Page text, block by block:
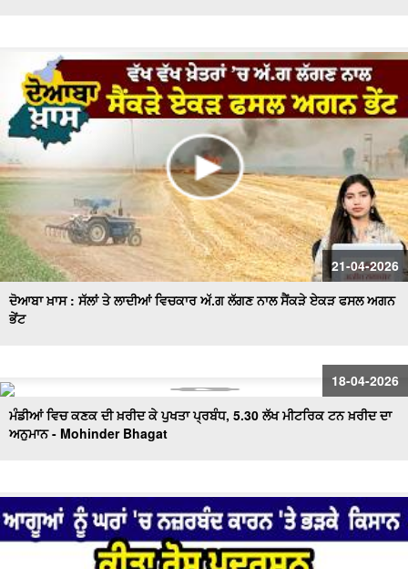
21-04-2026
ਦੋਆਬਾ ਖ਼ਾਸ : ਸੱਲਾਂ ਤੇ ਲਾਦੀਆਂ ਵਿਚਕਾਰ ਅੱ.ਗ ਲੱਗਣ ਨਾਲ ਸੈਂਕੜੇ ਏਕੜ ਫਸਲ ਅਗਨ
ਭੇਂਟ
18-04-2026
ਮੰਡੀਆਂ ਵਿਚ ਕਣਕ ਦੀ ਖ਼ਰੀਦ ਕੇ ਪੁਖਤਾ ਪ੍ਰਬੰਧ, 5.30 ਲੱਖ ਮੀਟਰਿਕ ਟਨ ਖ਼ਰੀਦ ਦਾ
ਅਨੁਮਾਨ - Mohinder Bhagat